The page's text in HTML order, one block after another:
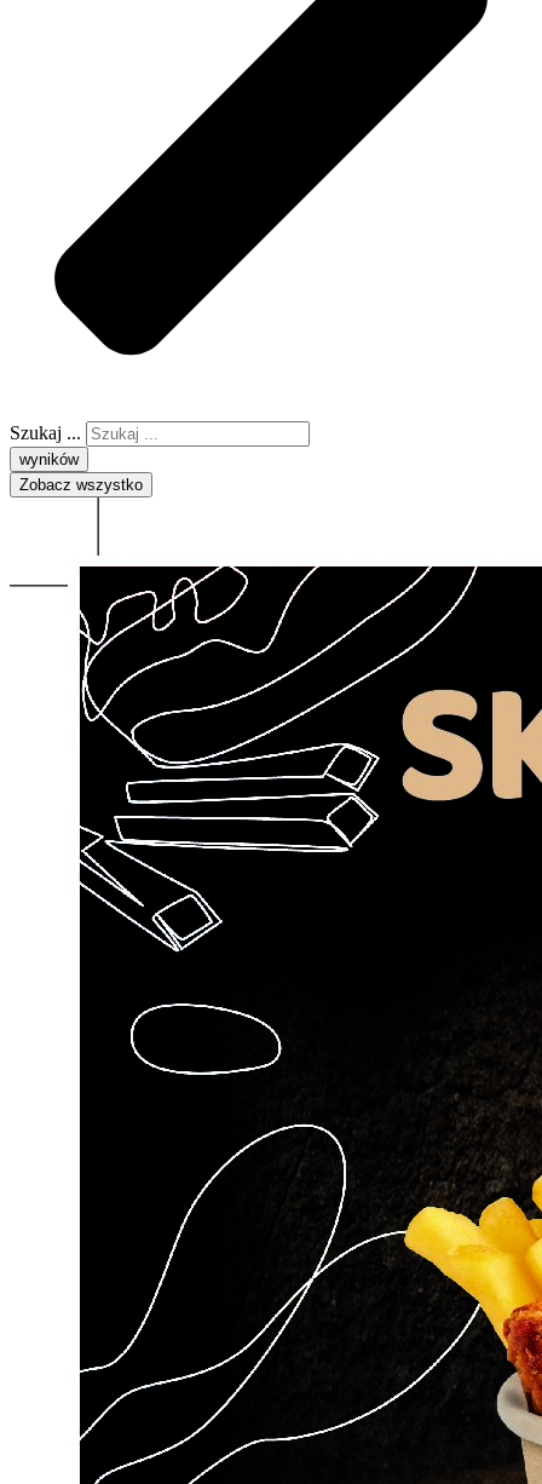
Szukaj ...
wyników
Zobacz wszystko